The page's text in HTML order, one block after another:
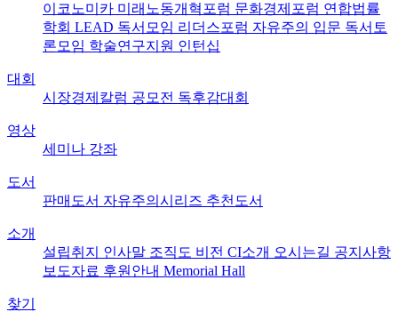
이코노미카 미래노동개혁포럼 문화경제포럼 연합법률
학회 LEAD 독서모임 리더스포럼 자유주의 입문 독서토
론모임 학술연구지원 인턴십
대회
시장경제칼럼 공모전 독후감대회
영상
세미나 강좌
도서
판매도서 자유주의시리즈 추천도서
소개
설립취지 인사말 조직도 비전 CI소개 오시는길 공지사항
보도자료 후원안내 Memorial Hall
찾기